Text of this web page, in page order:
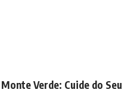
Verde: Cuide do Seu